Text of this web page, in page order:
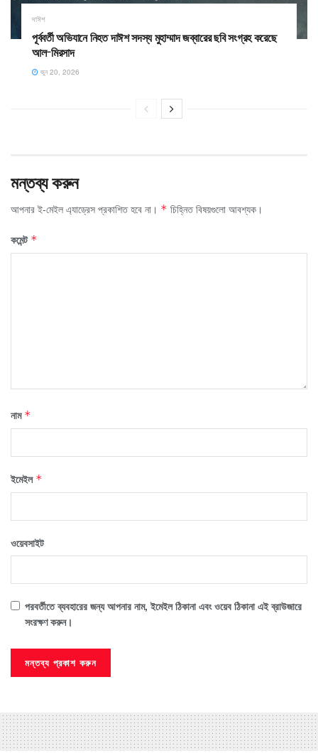
দাঈশ
পূর্ববর্তী অভিযানে নিহত দাঈশ সদস্য মুহাম্মাদ জব্বারের ছবি সংগ্রহ করেছে
আল-মিরসাদ
জুন 20, 2026
মন্তব্য করুন
আপনার ই-মেইল এ্যাড্রেস প্রকাশিত হবে না। * চিহ্নিত বিষয়গুলো আবশ্যক।
কমেন্ট *
নাম *
ইমেইল *
ওয়েবসাইট
পরবর্তীতে ব্যবহারের জন্য আপনার নাম, ইমেইল ঠিকানা এবং ওয়েব ঠিকানা এই ব্রাউজারে
সংরক্ষণ করুন।